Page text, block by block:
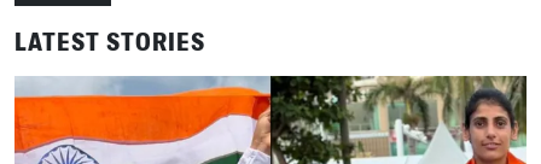
LATEST STORIES